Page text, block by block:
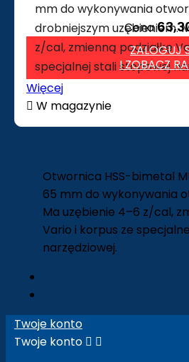
mm do wykonywania
drobniejszym uzębieniem.
z/cal, zmienną podziałkę
specjalnej stali stopowej
Cena
ZALOGUJ
I ZOBACZ
Więcej
 W magazynie
Otwornica HSS-bimetal
65 mm do wykonywania
Ma uzębienie 4–6 z/cal,
Vario i korpus ze
narzędziowej.
Twoje konto
Twoje konto  